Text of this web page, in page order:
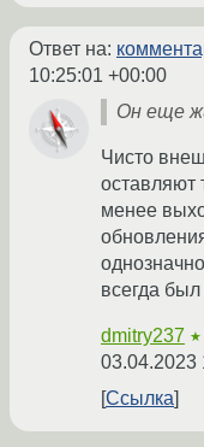
Ответ на:
10:25:01 +00:00
Он еще
Чисто
оставляют
менее
всегда
dmitry237
03.04.2023
Ссылка